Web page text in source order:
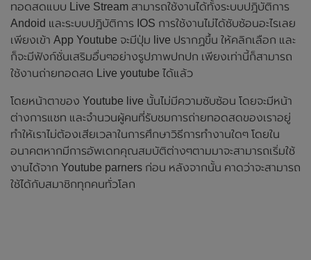
ทอดสดแบบ Live Stream สามารถใช้งานได้ทั้งระบบปฎิบัติการ
Andoid และระบบปฎิบัติการ IOS การใช้งานไม่ได้ซับซ้อนอะไรเลย
เพียงเข้า App Youtube จะมีปุ่ม live ปรากฏขึ้น ให้คลิกเลือก และ
ก็จะมีฟังก์ชั่นเสริมอื่นๆอย่างรูปภาพปกปก เพียงเท่านี้ก็สามารถ
ใช้งานถ่ายทอดสด Live youtube ได้แล้ว
โดยหน้าตาของ Youtube live นั้นไม่มีความซับซ้อน โดยจะมีหน้า
ต่างการแชท และจำนวนผู้คนที่รับชมการถ่ายทอดสดของเราอยู่
ทำให้เราไม่ต้องเสียเวลาในการศึกษาวิธีการทำงานใดๆ โดยใน
อนาคตหากมีการอัพเดทคุณสมบัติต่างๆตามมาจะสามารถเริ่มใช้
งานได้จาก Youtube parners ก่อน หลังจากนั้น คาดว่าจะสามารถ
ใช้ได้กับสมาชิกทุกคนทั่วโลก